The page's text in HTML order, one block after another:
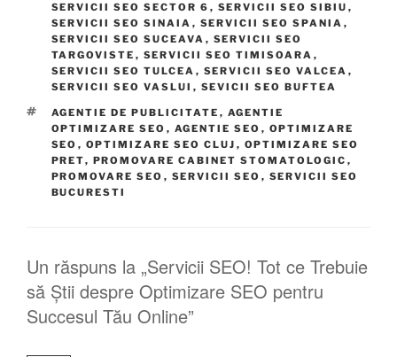
SERVICII SEO SECTOR 6 , SERVICII SEO SIBIU ,
SERVICII SEO SINAIA , SERVICII SEO SPANIA ,
SERVICII SEO SUCEAVA , SERVICII SEO
TARGOVISTE , SERVICII SEO TIMISOARA ,
SERVICII SEO TULCEA , SERVICII SEO VALCEA ,
SERVICII SEO VASLUI , SEVICII SEO BUFTEA
AGENTIE DE PUBLICITATE , AGENTIE
OPTIMIZARE SEO , AGENTIE SEO , OPTIMIZARE
SEO , OPTIMIZARE SEO CLUJ , OPTIMIZARE SEO
PRET, PROMOVARE CABINET STOMATOLOGIC ,
PROMOVARE SEO , SERVICII SEO , SERVICII SEO
BUCURESTI
Un răspuns la „Servicii SEO! Tot ce Trebuie
să Știi despre Optimizare SEO pentru
Succesul Tău Online”